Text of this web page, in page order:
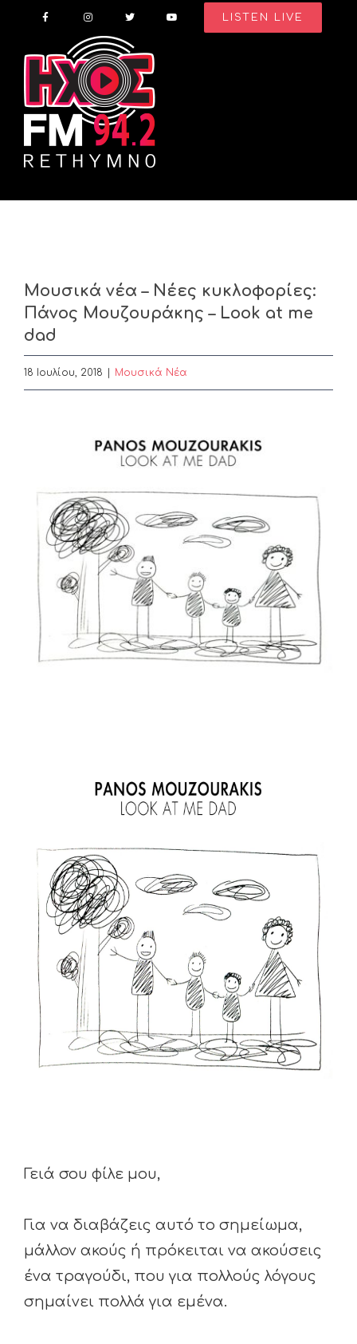
content
LISTEN LIVE
Μουσικά νέα – Νέες κυκλοφορίες:
Πάνος Μουζουράκης – Look at me
dad
18 Ιουλίου, 2018 Μουσικά Νέα
Γειά σου φίλε μου,
Για να διαβάζεις αυτό το σημείωμα,
μάλλον ακούς ή πρόκειται να ακούσεις
ένα τραγούδι, που για πολλούς λόγους
σημαίνει πολλά για εμένα.